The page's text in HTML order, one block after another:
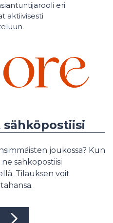
eri
aktiivisesti
joukossa? Kun
sähköpostiisi
Tilauksen voit